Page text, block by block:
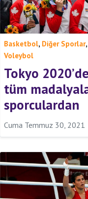
Basketbol, Diğer Sporlar,
Voleybol
Tokyo
tüm
sporculardan
Cuma Temmuz 30, 2021